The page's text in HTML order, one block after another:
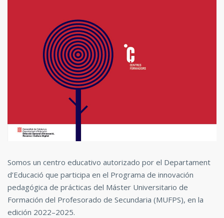
Somos un centro educativo autorizado por el Departament
d’Educació que participa en el Programa de innovación
pedagógica de prácticas del Máster Universitario de
Formación del Profesorado de Secundaria (MUFPS), en la
edición 2022–2025.